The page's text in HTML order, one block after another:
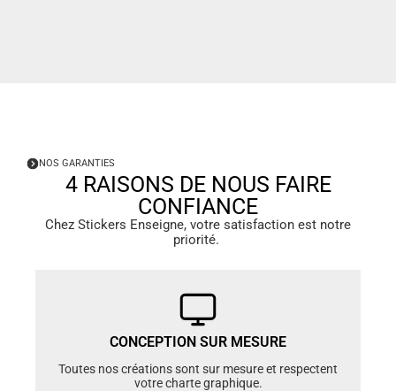
NOS GARANTIES
4 RAISONS DE NOUS FAIRE
CONFIANCE
Chez Stickers Enseigne, votre satisfaction est notre
priorité.
CONCEPTION SUR MESURE
Toutes nos créations sont sur mesure et respectent
votre charte graphique.